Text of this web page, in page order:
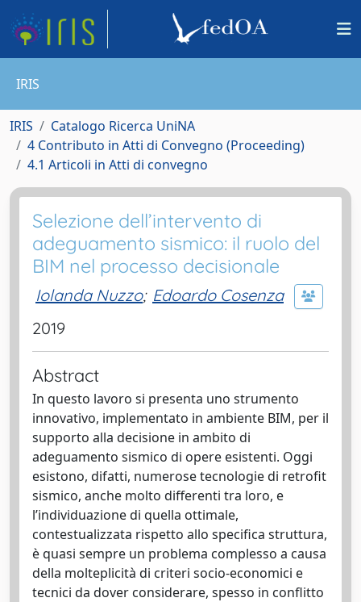
IRIS
IRIS
Catalogo Ricerca UniNA
4 Contributo in Atti di Convegno (Proceeding)
4.1 Articoli in Atti di convegno
Selezione dell’intervento di
adeguamento sismico: il ruolo del
BIM nel processo decisionale
Iolanda Nuzzo; Edoardo Cosenza
2019
Abstract
In questo lavoro si presenta uno strumento
innovativo, implementato in ambiente BIM, per il
supporto alla decisione in ambito di
adeguamento sismico di opere esistenti. Oggi
esistono, difatti, numerose tecnologie di retrofit
sismico, anche molto differenti tra loro, e
l’individuazione di quella ottimale,
contestualizzata rispetto allo specifica struttura,
è quasi sempre un problema complesso a causa
della molteplicità di criteri socio-economici e
tecnici da dover considerare, spesso in conflitto